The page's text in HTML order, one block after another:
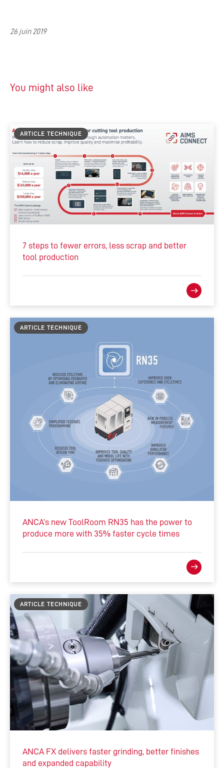
26 juin 2019
You might also like
ARTICLE TECHNIQUE
7 steps to fewer errors, less scrap and better
tool production
ARTICLE TECHNIQUE
ANCA’s new ToolRoom RN35 has the power to
produce more with 35% faster cycle times
ARTICLE TECHNIQUE
ANCA FX delivers faster grinding, better finishes
and expanded capability